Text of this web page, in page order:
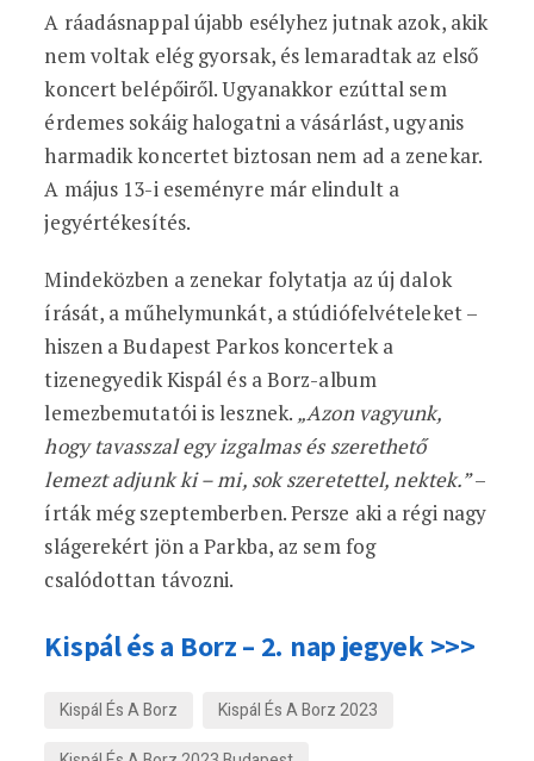
A ráadásnappal újabb esélyhez jutnak azok, akik
nem voltak elég gyorsak, és lemaradtak az első
koncert belépőiről. Ugyanakkor ezúttal sem
érdemes sokáig halogatni a vásárlást, ugyanis
harmadik koncertet biztosan nem ad a zenekar.
A május 13-i eseményre már elindult a
jegyértékesítés.
Mindeközben a zenekar folytatja az új dalok
írását, a műhelymunkát, a stúdiófelvételeket –
hiszen a Budapest Parkos koncertek a
tizenegyedik Kispál és a Borz-album
lemezbemutatói is lesznek. „Azon vagyunk,
hogy tavasszal egy izgalmas és szerethető
lemezt adjunk ki – mi, sok szeretettel, nektek.”–
írták még szeptemberben. Persze aki a régi nagy
slágerekért jön a Parkba, az sem fog
csalódottan távozni.
Kispál és a Borz – 2. nap jegyek >>>
Kispál És A Borz
Kispál És A Borz 2023